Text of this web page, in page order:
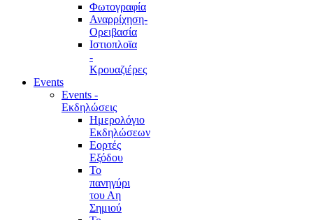
Φωτογραφία
Αναρρίχηση-
Ορειβασία
Ιστιοπλοϊα
-
Κρουαζιέρες
Events
Events -
Εκδηλώσεις
Ημερολόγιο
Εκδηλώσεων
Εορτές
Εξόδου
Το
πανηγύρι
του Αη
Σημιού